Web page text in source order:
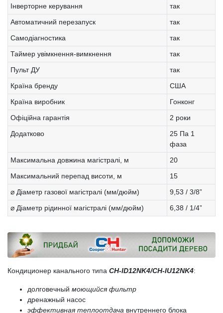
Інверторне керування
так
Автоматичний перезапуск
так
Самодіагностика
так
Таймер увімкнення-вимкнення
так
Пульт ДУ
так
Країна бренду
США
Країна виробник
Гонконг
Офіційна гарантія
2 роки
Додатково
25 Па 1
фаза
Максимальна довжина магістралі, м
20
Максимальний перепад висоти, м
15
⌀ Діаметр газової магістралі (мм/дюйм)
9,53 / 3/8”
⌀ Діаметр рідинної магістралі (мм/дюйм)
6,38 / 1/4”
Кондиционер канального типа CH-ID12NK4/CH-IU12NK4:
долговечный моющийся фильтр
дренажный насос
эффективная теплоотдача внутреннего блока